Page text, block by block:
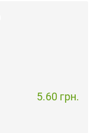
5.60 грн.